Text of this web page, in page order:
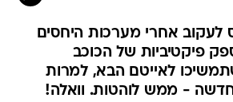
אחרי מערכות היחסים
פיקטיביות של הכוכב
שתמשיכו לאייטם הבא, למרות
- ממש לוהטות. וואלה!